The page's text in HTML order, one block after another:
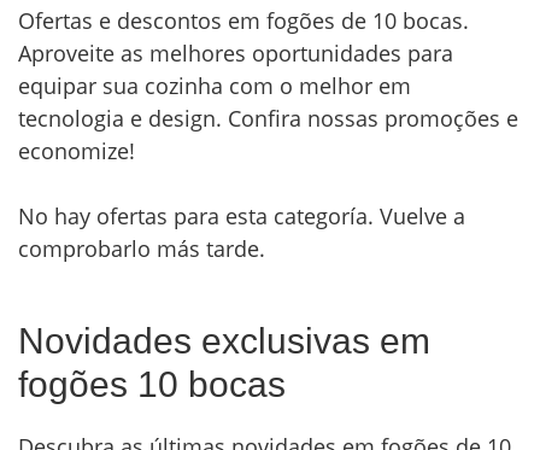
Ofertas e descontos em fogões de 10 bocas.
Aproveite as melhores oportunidades para
equipar sua cozinha com o melhor em
tecnologia e design. Confira nossas promoções e
economize!
No hay ofertas para esta categoría. Vuelve a
comprobarlo más tarde.
Novidades exclusivas em
fogões 10 bocas